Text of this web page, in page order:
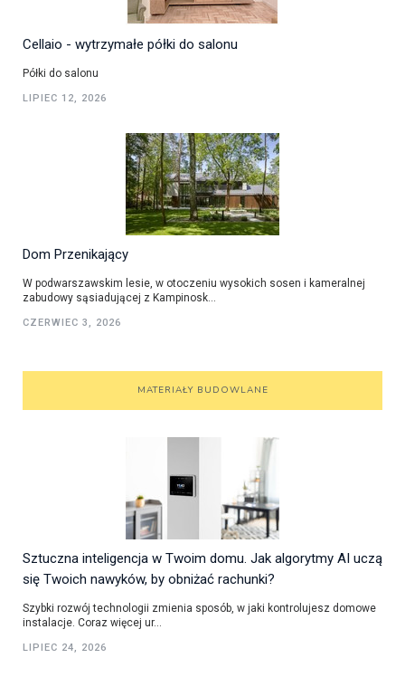
Cellaio - wytrzymałe półki do salonu
Półki do salonu
LIPIEC 12, 2026
Dom Przenikający
W podwarszawskim lesie, w otoczeniu wysokich sosen i kameralnej
zabudowy sąsiadującej z Kampinosk...
CZERWIEC 3, 2026
MATERIAŁY BUDOWLANE
Sztuczna inteligencja w Twoim domu. Jak algorytmy AI uczą
się Twoich nawyków, by obniżać rachunki?
Szybki rozwój technologii zmienia sposób, w jaki kontrolujesz domowe
instalacje. Coraz więcej ur...
LIPIEC 24, 2026